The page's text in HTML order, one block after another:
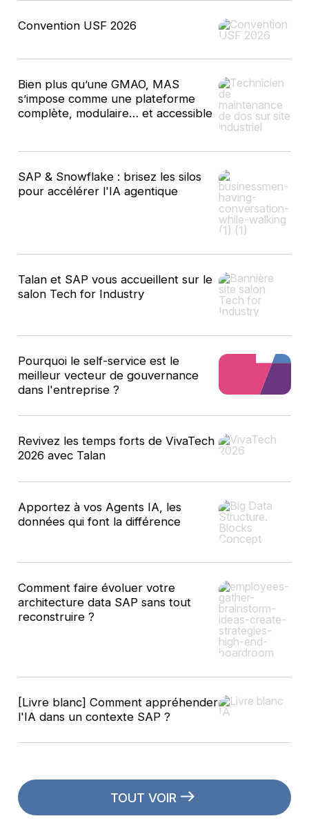
Convention USF 2026
Bien plus qu’une GMAO, MAS
s’impose comme une plateforme
complète, modulaire… et accessible
SAP & Snowflake : brisez les silos
pour accélérer l'IA agentique
Talan et SAP vous accueillent sur le
salon Tech for Industry
Pourquoi le self-service est le
meilleur vecteur de gouvernance
dans l'entreprise ?
Revivez les temps forts de VivaTech
2026 avec Talan
Apportez à vos Agents IA, les
données qui font la différence
Comment faire évoluer votre
architecture data SAP sans tout
reconstruire ?
[Livre blanc] Comment appréhender
l'IA dans un contexte SAP ?
TOUT VOIR